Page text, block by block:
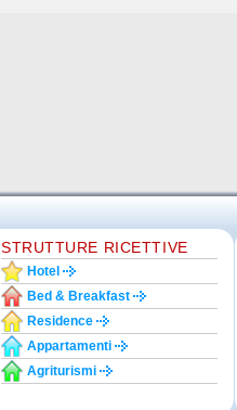
STRUTTURE RICETTIVE
Hotel
Bed & Breakfast
Residence
Appartamenti
Agriturismi